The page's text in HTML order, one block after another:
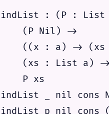
indList : (P : List
    (P Nil) ->
((x : a) ->
(xs : List a) -
    P xs
indList _ nil cons